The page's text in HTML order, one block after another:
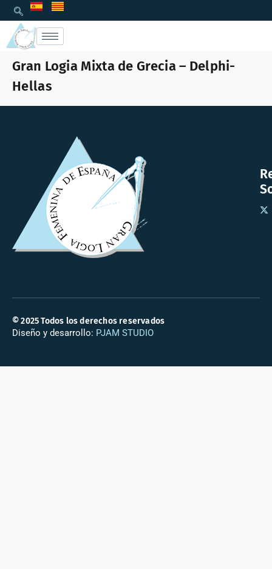
Gran Logia Mixta de Grecia – Delphi-
Hellas
© 2025 Todos los derechos reservados
Diseño y desarrollo: PJAM STUDIO